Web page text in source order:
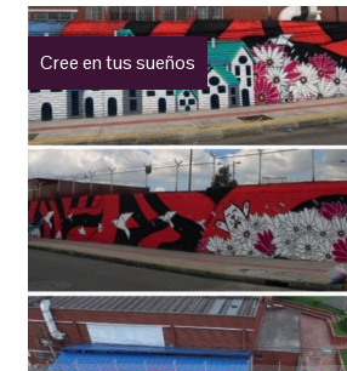
Cree en tus sueños